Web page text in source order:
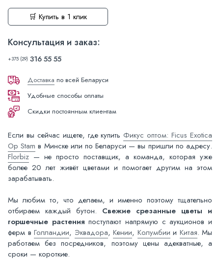
🛒 Купить в 1 клик
Консультация и заказ:
+375 (29) 316 55 55
Доставка по всей Беларуси
Удобные способы оплаты
Скидки постоянным клиентам
Если вы сейчас ищете, где купить Фикус оптом: Ficus Exotica
Op Stam в Минске или по Беларуси — вы пришли по адресу.
Florbiz — не просто поставщик, а команда, которая уже
более 20 лет живёт цветами и помогает другим на этом
зарабатывать.
Мы любим то, что делаем, и именно поэтому тщательно
отбираем каждый бутон. Свежие срезанные цветы и
горшечные растения поступают напрямую с аукционов и
ферм в Голландии, Эквадора, Кении, Колумбии и Китая. Мы
работаем без посредников, поэтому цены адекватные, а
сроки — короткие.